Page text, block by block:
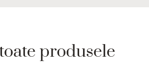
produsele